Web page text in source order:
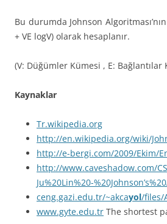
Bu durumda Johnson Algoritması’nın
+ VE logV) olarak hesaplanır.
(V: Düğümler Kümesi , E: Bağlantılar
Kaynaklar
Tr.wikipedia.org
http://en.wikipedia.org/wiki/
http://e-bergi.com/2009/Ekim/
http://www.caveshadow.com/
Ju%20Lin%20-
ceng.gazi.edu.tr/~akcayol/files/
www.gyte.edu.tr The shortest